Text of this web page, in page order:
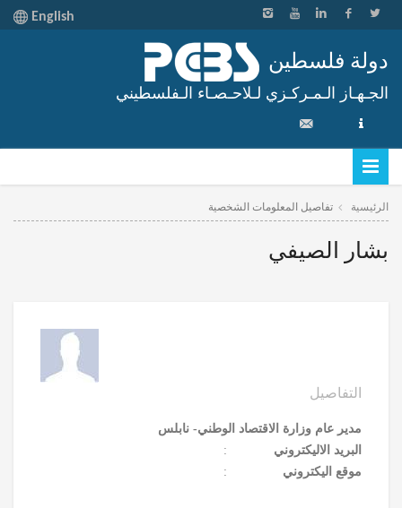
English
دولة فلسطين
الجـهـاز الـمـركـزي لـلاحـصـاء الـفلسطيني
الرئيسية تفاصيل المعلومات الشخصية
بشار الصيفي
التفاصيل
مدير عام وزارة الاقتصاد الوطني- نابلس
البريد الاليكتروني
:
موقع اليكتروني
: